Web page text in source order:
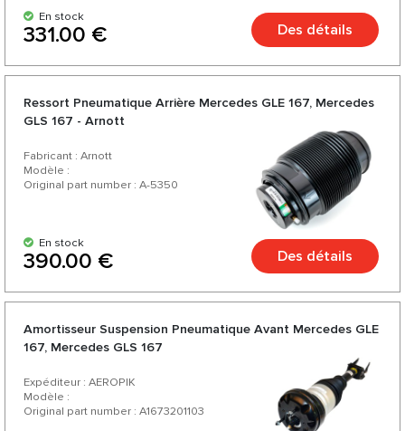
En stock
331.00 € Des détails
Ressort Pneumatique Arrière Mercedes GLE 167, Mercedes
GLS 167 - Arnott
Fabricant : Arnott
Modèle :
Original part number : A-5350
En stock
390.00 € Des détails
Amortisseur Suspension Pneumatique Avant Mercedes GLE
167, Mercedes GLS 167
Expéditeur : AEROPIK
Modèle :
Original part number : A1673201103